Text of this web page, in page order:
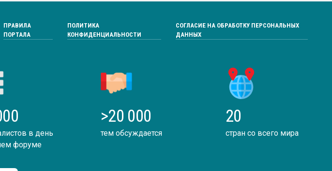
ПРАВИЛА
ПОРТАЛА
ПОЛИТИКА
КОНФИДЕНЦИАЛЬНОСТИ
СОГЛАСИЕ НА ОБРАБОТКУ ПЕРСОНАЛЬНЫХ
ДАННЫХ
в день
форуме
>20 000
тем обсуждается
20
стран со всего мира